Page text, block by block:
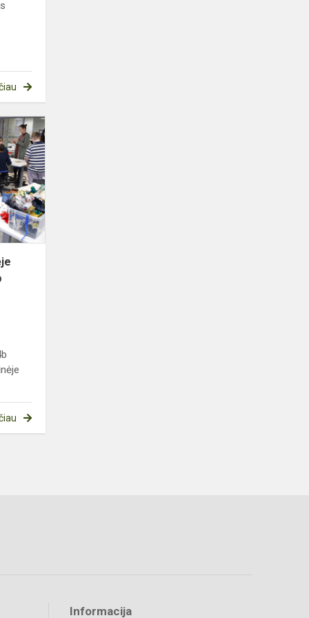
Apsilankymas
Nacionalinėje
Vilniaus
Martyno
Mažvydo
bibliot...
Informacija